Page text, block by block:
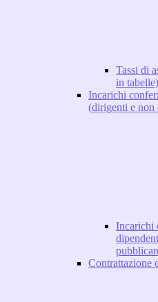
Tassi di
in tabelle)
Incarichi
(dirigenti e non
Incarichi
Contrattazione